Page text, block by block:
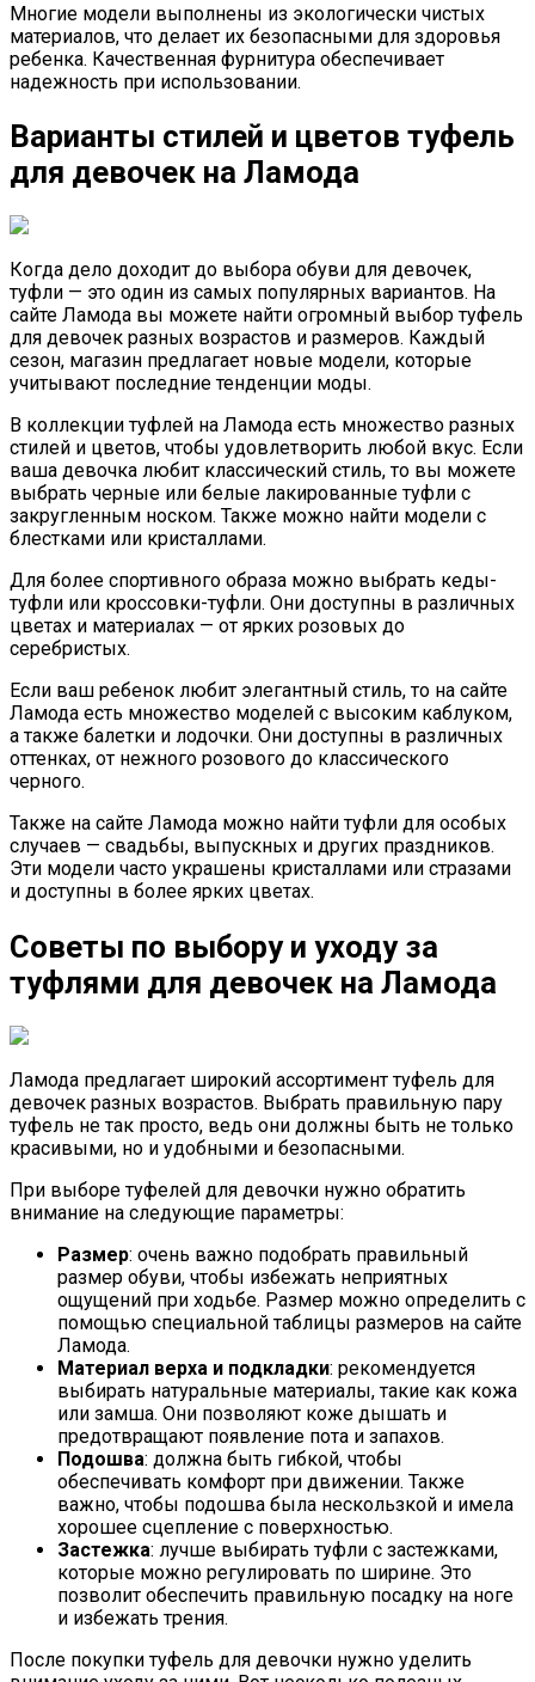
Многие модели выполнены из экологически чистых
материалов, что делает их безопасными для здоровья
ребенка. Качественная фурнитура обеспечивает
надежность при использовании.
Варианты стилей и цветов туфель
для девочек на Ламода
Когда дело доходит до выбора обуви для девочек,
туфли — это один из самых популярных вариантов. На
сайте Ламода вы можете найти огромный выбор туфель
для девочек разных возрастов и размеров. Каждый
сезон, магазин предлагает новые модели, которые
учитывают последние тенденции моды.
В коллекции туфлей на Ламода есть множество разных
стилей и цветов, чтобы удовлетворить любой вкус. Если
ваша девочка любит классический стиль, то вы можете
выбрать черные или белые лакированные туфли с
закругленным носком. Также можно найти модели с
блестками или кристаллами.
Для более спортивного образа можно выбрать кеды-
туфли или кроссовки-туфли. Они доступны в различных
цветах и материалах — от ярких розовых до
серебристых.
Если ваш ребенок любит элегантный стиль, то на сайте
Ламода есть множество моделей с высоким каблуком,
а также балетки и лодочки. Они доступны в различных
оттенках, от нежного розового до классического
черного.
Также на сайте Ламода можно найти туфли для особых
случаев — свадьбы, выпускных и других праздников.
Эти модели часто украшены кристаллами или стразами
и доступны в более ярких цветах.
Советы по выбору и уходу за
туфлями для девочек на Ламода
Ламода предлагает широкий ассортимент туфель для
девочек разных возрастов. Выбрать правильную пару
туфель не так просто, ведь они должны быть не только
красивыми, но и удобными и безопасными.
При выборе туфелей для девочки нужно обратить
внимание на следующие параметры:
Размер: очень важно подобрать правильный
размер обуви, чтобы избежать неприятных
ощущений при ходьбе. Размер можно определить с
помощью специальной таблицы размеров на сайте
Ламода.
Материал верха и подкладки: рекомендуется
выбирать натуральные материалы, такие как кожа
или замша. Они позволяют коже дышать и
предотвращают появление пота и запахов.
Подошва: должна быть гибкой, чтобы
обеспечивать комфорт при движении. Также
важно, чтобы подошва была нескользкой и имела
хорошее сцепление с поверхностью.
Застежка: лучше выбирать туфли с застежками,
которые можно регулировать по ширине. Это
позволит обеспечить правильную посадку на ноге
и избежать трения.
После покупки туфель для девочки нужно уделить